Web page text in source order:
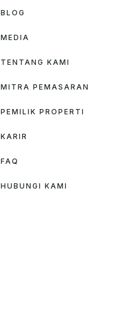
BLOG
MEDIA
TENTANG KAMI
MITRA PEMASARAN
PEMILIK PROPERTI
KARIR
FAQ
HUBUNGI KAMI